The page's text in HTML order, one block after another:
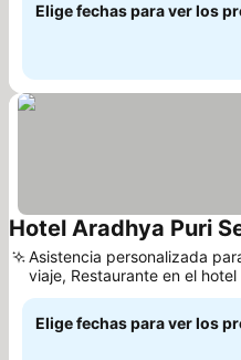
Elige fechas para ver los
Hotel Aradhya Puri
Asistencia personalizada
viaje, Restaurante en el hotel
Elige fechas para ver los